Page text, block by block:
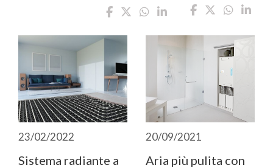
23/02/2022
Sistema radiante a
20/09/2021
Aria più pulita con